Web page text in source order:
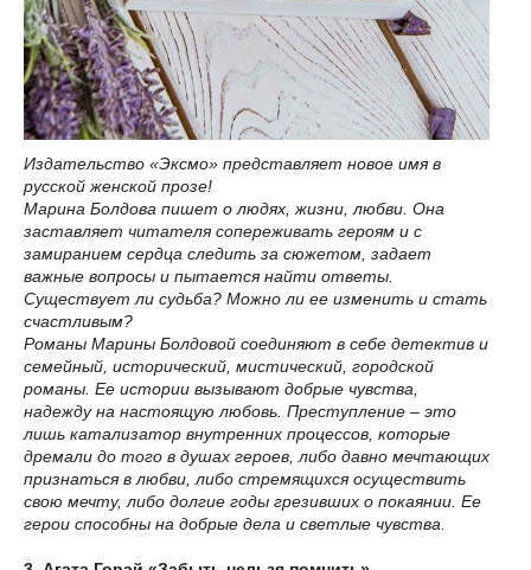
Издательство «Эксмо» представляет новое имя в
русской женской прозе!
Марина Болдова пишет о людях, жизни, любви. Она
заставляет читателя сопереживать героям и с
замиранием сердца следить за сюжетом, задает
важные вопросы и пытается найти ответы.
Существует ли судьба? Можно ли ее изменить и стать
счастливым?
Романы Марины Болдовой соединяют в себе детектив и
семейный, исторический, мистический, городской
романы. Ее истории вызывают добрые чувства,
надежду на настоящую любовь. Преступление – это
лишь катализатор внутренних процессов, которые
дремали до того в душах героев, либо давно мечтающих
признаться в любви, либо стремящихся осуществить
свою мечту, либо долгие годы грезивших о покаянии. Ее
герои способны на добрые дела и светлые чувства.